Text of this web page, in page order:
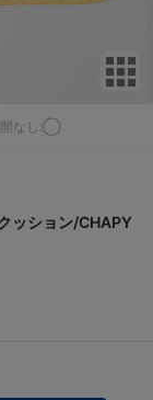
開なし:◯
ッション/CHAPY